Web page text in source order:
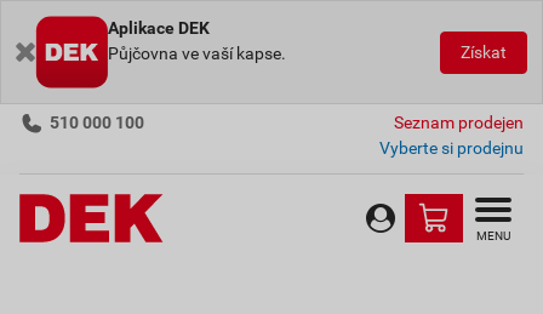
Aplikace DEK
Půjčovna ve vaší kapse.
Získat
510 000 100
Seznam prodejen
Vyberte si prodejnu
MENU